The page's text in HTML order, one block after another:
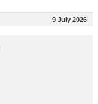
9 July 2026